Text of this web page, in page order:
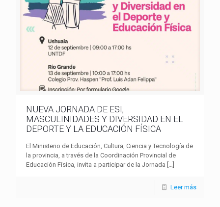
NUEVA JORNADA DE ESI,
MASCULINIDADES Y DIVERSIDAD EN EL
DEPORTE Y LA EDUCACIÓN FÍSICA
El Ministerio de Educación, Cultura, Ciencia y Tecnología de
la provincia, a través de la Coordinación Provincial de
Educación Física, invita a participar de la Jornada […]
Leer más